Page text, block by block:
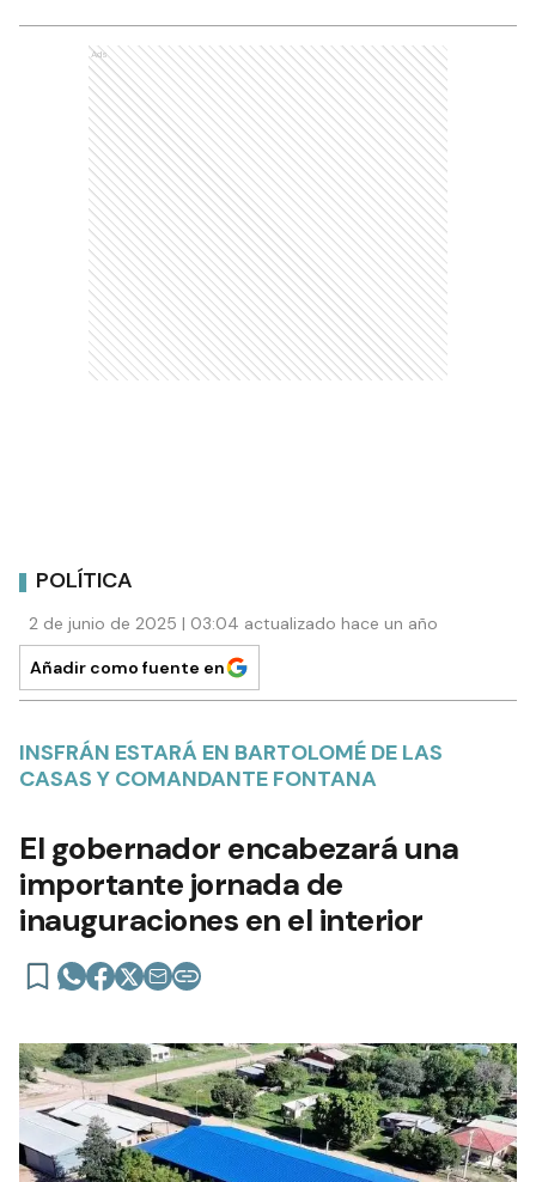
Ads
POLÍTICA
2 de junio de 2025 | 03:04 actualizado hace un año
Añadir como fuente en
INSFRÁN ESTARÁ EN BARTOLOMÉ DE LAS
CASAS Y COMANDANTE FONTANA
El gobernador encabezará una
importante jornada de
inauguraciones en el interior